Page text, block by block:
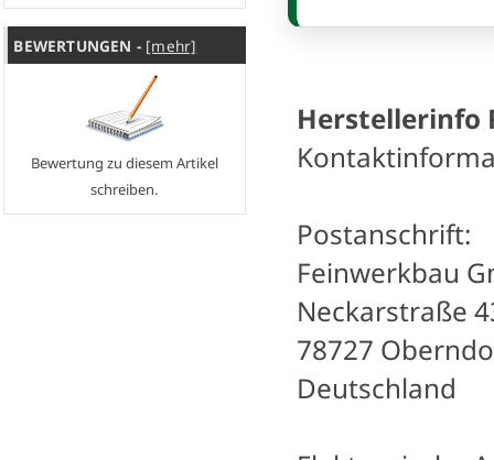
BEWERTUNGEN - [mehr]
Bewertung zu diesem Artikel
schreiben.
Herstellerinfo
Postanschrift:
Feinwerkbau
Neckarstraße
78727
Deutschland